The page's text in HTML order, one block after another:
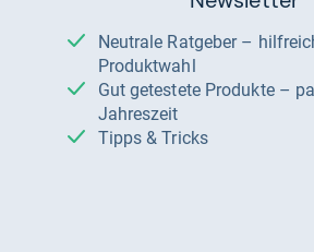
Neutrale Ratgeber – hilfreich für Ihre
Produktwahl
Gut getestete Produkte – passend zur
Jahreszeit
Tipps & Tricks